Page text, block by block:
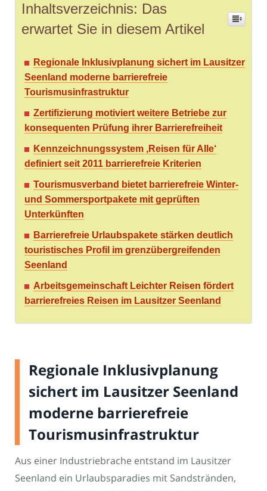
Inhaltsverzeichnis: Das
erwartet Sie in diesem Artikel
Regionale Inklusivplanung sichert im Lausitzer
Seenland moderne barrierefreie
Tourismusinfrastruktur
Zertifizierung motiviert weitere Betriebe zur
konsequenten Prüfung ihrer Barrierefreiheit
Kennzeichnungssystem ‚Reisen für Alle‘
definiert seit 2011 barrierefreie Kriterien
Tourismusverband bietet barrierefreie Winter-
und Sommersportpakete mit geprüften
Unterkünften
Barrierefreie Urlaubspakete stärken deutlich
touristisches Profil im grenzübergreifenden
Seenland
Arbeitsgemeinschaft Leichter Reisen fördert
barrierefreies Reisen im Lausitzer Seenland
Regionale Inklusivplanung
sichert im Lausitzer Seenland
moderne barrierefreie
Tourismusinfrastruktur
Aus einer Industriebrache entstand im Lausitzer
Seenland ein Urlaubsparadies mit Sandstränden,